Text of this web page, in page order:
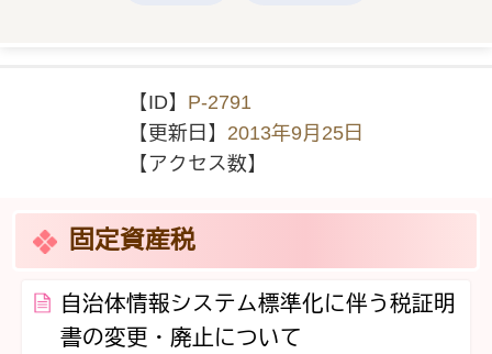
【ID】 P-2791
【更新日】 2013年9月25日
【アクセス数】
固定資産税
自治体情報システム標準化に伴う税証明
書の変更・廃止について